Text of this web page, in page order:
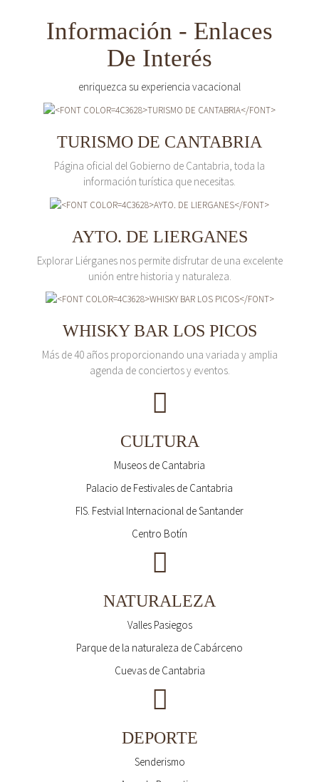
Información - Enlaces
De Interés
enriquezca su experiencia vacacional
TURISMO DE CANTABRIA
Página oficial del Gobierno de Cantabria, toda la
información turística que necesitas.
AYTO. DE LIERGANES
Explorar Liérganes nos permite disfrutar de una excelente
unión entre historia y naturaleza.
WHISKY BAR LOS PICOS
Más de 40 años proporcionando una variada y amplia
agenda de conciertos y eventos.
CULTURA
Museos de Cantabria
Palacio de Festivales de Cantabria
FIS. Festvial Internacional de Santander
Centro Botín
NATURALEZA
Valles Pasiegos
Parque de la naturaleza de Cabárceno
Cuevas de Cantabria
DEPORTE
Senderismo